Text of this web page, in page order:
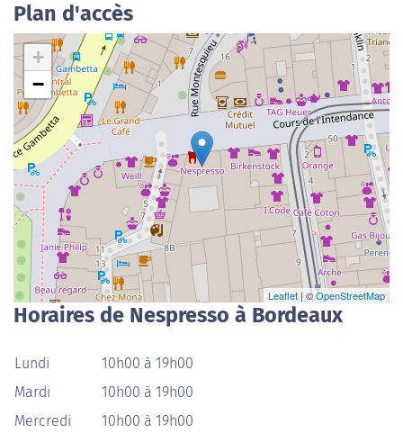
Plan d'accès
+
−
Leaflet| ©OpenStreetMap
Horaires de Nespresso à Bordeaux
Lundi
10h00 à 19h00
Mardi
10h00 à 19h00
Mercredi
10h00 à 19h00